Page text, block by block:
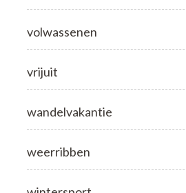
volwassenen
vrijuit
wandelvakantie
weerribben